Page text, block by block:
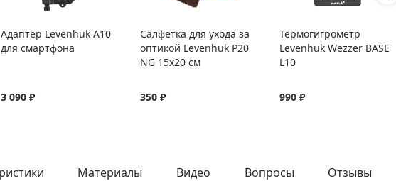
Адаптер Levenhuk A10
для смартфона
3 090 ₽
Салфетка для ухода за
оптикой Levenhuk P20
NG 15x20 см
350 ₽
Термогигрометр
Levenhuk Wezzer BASE
L10
990 ₽
Материалы Видео Вопросы Отзывы